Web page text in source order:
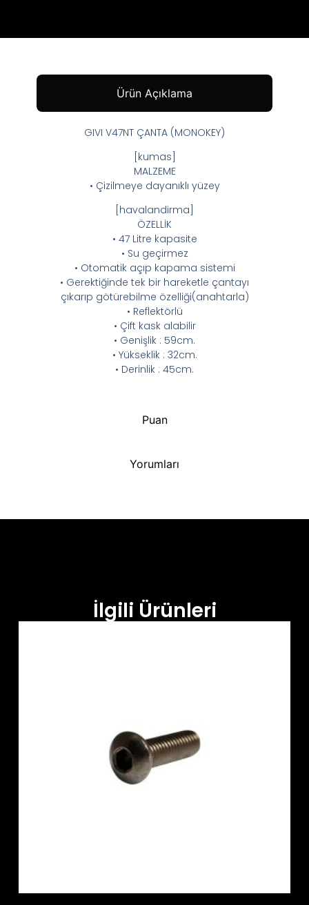
Ürün Açıklama
Puan
Yorumları
GIVI V47NT ÇANTA (MONOKEY)
[kumas]
MALZEME
• Çizilmeye dayanıklı yüzey
[havalandirma]
ÖZELLİK
• 47 Litre kapasite
• Su geçirmez
• Otomatik açıp kapama sistemi
• Gerektiğinde tek bir hareketle çantayı
çıkarıp götürebilme özelliği(anahtarla)
• Reflektörlü
• Çift kask alabilir
• Genişlik : 59cm.
• Yükseklik : 32cm.
• Derinlik : 45cm.
İlgili Ürünleri